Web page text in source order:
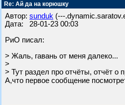
Re: Ай да на корюшку
Автор: sunduk (---
Дата: 28-01-23 00:03
РиО писал:
> Жаль, гавань от меня далеко...
>
> Тут раздел про отчёты, отчёт о
А,что первое сообщение